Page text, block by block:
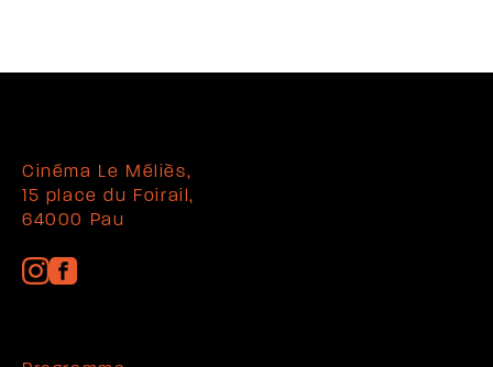
Cinéma Le Méliès,
15 place du Foirail,
64000 Pau